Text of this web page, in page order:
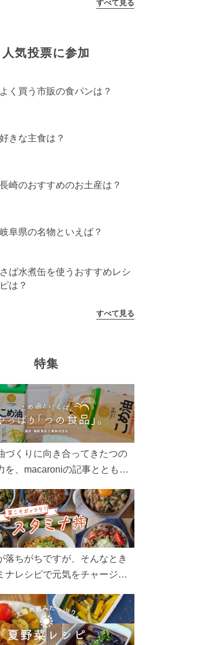
すべて見る
人気投票に参加
よく買う市販の食パンは？
好きな主食は？
長崎のおすすめのお土産は？
岐阜県の名物といえば？
さば水煮缶を使うおすすめレシ
ピは？
すべて見る
特集
づくりに向き合ってきたつの
を、macaroniの記事とともに
場や品質へのこだわりまで。
っと好きになるコンテンツを
みください。
落ちがちですが、そんなとき
ナレシピで元気をチャージ！
夏バテを吹き飛ばしましょ